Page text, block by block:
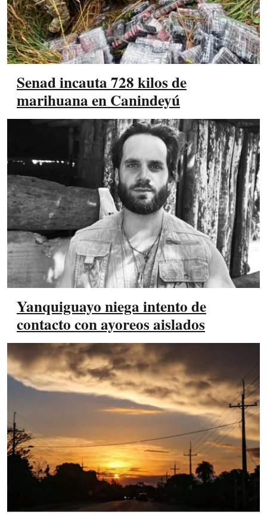
Senad incauta 728 kilos de
marihuana en Canindeyú
Yanquiguayo niega intento de
contacto con ayoreos aislados